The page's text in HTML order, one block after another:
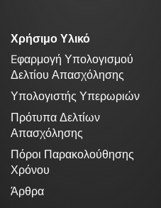
Χρήσιμο Υλικό
Eφαρμογή Υπολογισμού
Δελτίου Απασχόλησης
Υπολογιστής Υπερωριών
Πρότυπα Δελτίων
Απασχόλησης
Πόροι Παρακολούθησης
Χρόνου
Άρθρα